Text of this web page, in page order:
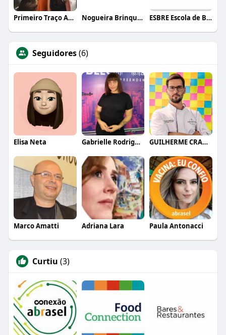
Primeiro Traço Arquitetura Nogueira Brinquedos ESBRE Escola de Bares e Restaurantes
Seguidores(6)
Elisa Neta Gabrielle Rodrigues GUILHERME CRAMER BALLE
Marco Amatti Adriana Lara Paula Antonacci
Curtiu (3)